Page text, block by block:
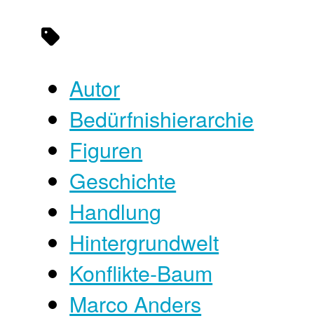
Autor
Bedürfnishierarchie
Figuren
Geschichte
Handlung
Hintergrundwelt
Konflikte-Baum
Marco Anders